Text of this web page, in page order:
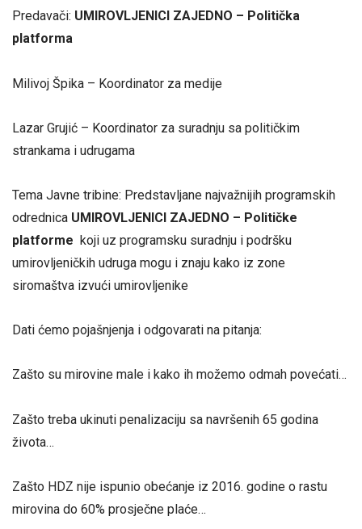
Predavači: UMIROVLJENICI ZAJEDNO – Politička
platforma
Milivoj Špika – Koordinator za medije
Lazar Grujić – Koordinator za suradnju sa političkim
strankama i udrugama
Tema Javne tribine: Predstavljane najvažnijih programskih
odrednica UMIROVLJENICI ZAJEDNO – Političke
platforme koji uz programsku suradnju i podršku
umirovljeničkih udruga mogu i znaju kako iz zone
siromaštva izvući umirovljenike
Dati ćemo pojašnjenja i odgovarati na pitanja:
Zašto su mirovine male i kako ih možemo odmah povećati…
Zašto treba ukinuti penalizaciju sa navršenih 65 godina
života…
Zašto HDZ nije ispunio obećanje iz 2016. godine o rastu
mirovina do 60% prosječne plaće…